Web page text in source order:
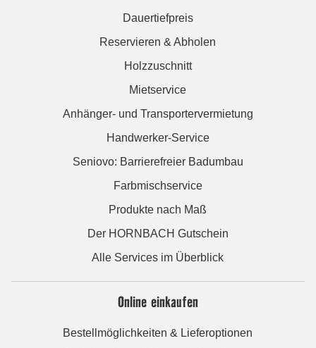
Dauertiefpreis
Reservieren & Abholen
Holzzuschnitt
Mietservice
Anhänger- und Transportervermietung
Handwerker-Service
Seniovo: Barrierefreier Badumbau
Farbmischservice
Produkte nach Maß
Der HORNBACH Gutschein
Alle Services im Überblick
Online einkaufen
Bestellmöglichkeiten & Lieferoptionen